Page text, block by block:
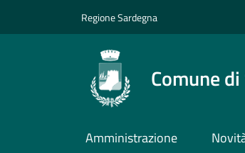
Regione Sardegna
Comune
Amministrazione